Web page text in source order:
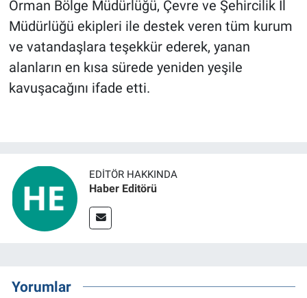
Orman Bölge Müdürlüğü, Çevre ve Şehircilik İl
Müdürlüğü ekipleri ile destek veren tüm kurum
ve vatandaşlara teşekkür ederek, yanan
alanların en kısa sürede yeniden yeşile
kavuşacağını ifade etti.
EDITÖR HAKKINDA
Haber Editörü
Yorumlar